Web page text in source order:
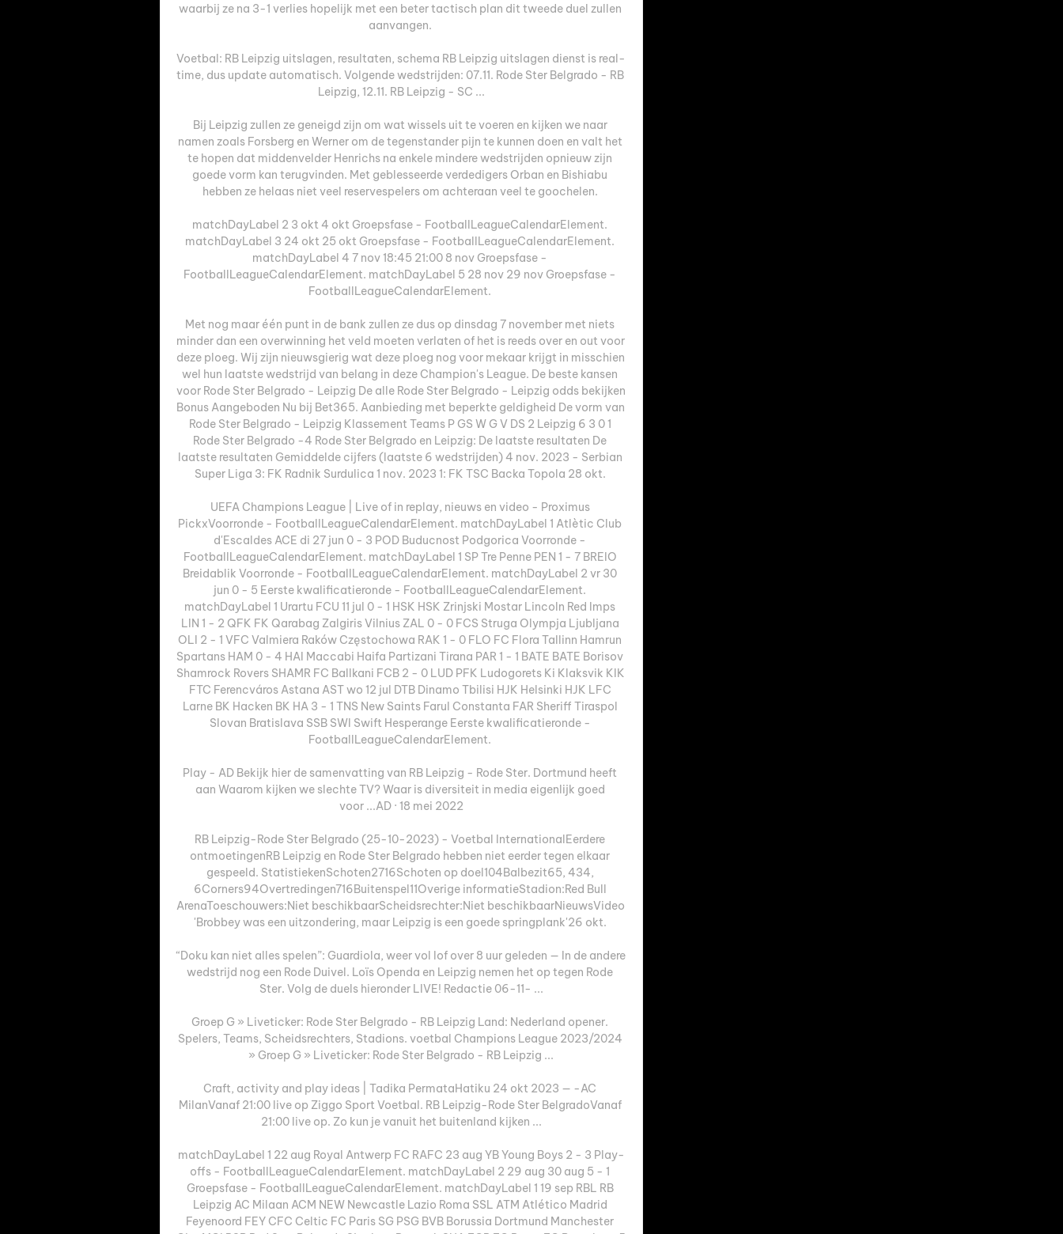
waarbij ze na 3-1 verlies hopelijk met een beter tactisch plan dit tweede duel zullen
aanvangen.
Voetbal: RB Leipzig uitslagen, resultaten, schema RB Leipzig uitslagen dienst is real-
time, dus update automatisch. Volgende wedstrijden: 07.11. Rode Ster Belgrado - RB
Leipzig, 12.11. RB Leipzig - SC ...
Bij Leipzig zullen ze geneigd zijn om wat wissels uit te voeren en kijken we naar
namen zoals Forsberg en Werner om de tegenstander pijn te kunnen doen en valt het
te hopen dat middenvelder Henrichs na enkele mindere wedstrijden opnieuw zijn
goede vorm kan terugvinden. Met geblesseerde verdedigers Orban en Bishiabu
hebben ze helaas niet veel reservespelers om achteraan veel te goochelen.
matchDayLabel 2 3 okt 4 okt Groepsfase - FootballLeagueCalendarElement.
matchDayLabel 3 24 okt 25 okt Groepsfase - FootballLeagueCalendarElement.
matchDayLabel 4 7 nov 18:45 21:00 8 nov Groepsfase -
FootballLeagueCalendarElement. matchDayLabel 5 28 nov 29 nov Groepsfase -
FootballLeagueCalendarElement.
Met nog maar één punt in de bank zullen ze dus op dinsdag 7 november met niets
minder dan een overwinning het veld moeten verlaten of het is reeds over en out voor
deze ploeg. Wij zijn nieuwsgierig wat deze ploeg nog voor mekaar krijgt in misschien
wel hun laatste wedstrijd van belang in deze Champion's League. De beste kansen
voor Rode Ster Belgrado - Leipzig De alle Rode Ster Belgrado - Leipzig odds bekijken
Bonus Aangeboden Nu bij Bet365. Aanbieding met beperkte geldigheid De vorm van
Rode Ster Belgrado - Leipzig Klassement Teams P GS W G V DS 2 Leipzig 6 3 0 1
Rode Ster Belgrado -4 Rode Ster Belgrado en Leipzig: De laatste resultaten De
laatste resultaten Gemiddelde cijfers (laatste 6 wedstrijden) 4 nov. 2023 - Serbian
Super Liga 3: FK Radnik Surdulica 1 nov. 2023 1: FK TSC Backa Topola 28 okt.
UEFA Champions League | Live of in replay, nieuws en video - Proximus
PickxVoorronde - FootballLeagueCalendarElement. matchDayLabel 1 Atlètic Club
d'Escaldes ACE di 27 jun 0 - 3 POD Buducnost Podgorica Voorronde -
FootballLeagueCalendarElement. matchDayLabel 1 SP Tre Penne PEN 1 - 7 BREIO
Breidablik Voorronde - FootballLeagueCalendarElement. matchDayLabel 2 vr 30
jun 0 - 5 Eerste kwalificatieronde - FootballLeagueCalendarElement.
matchDayLabel 1 Urartu FCU 11 jul 0 - 1 HSK HSK Zrinjski Mostar Lincoln Red Imps
LIN 1 - 2 QFK FK Qarabag Zalgiris Vilnius ZAL 0 - 0 FCS Struga Olympja Ljubljana
OLI 2 - 1 VFC Valmiera Raków Częstochowa RAK 1 - 0 FLO FC Flora Tallinn Hamrun
Spartans HAM 0 - 4 HAI Maccabi Haifa Partizani Tirana PAR 1 - 1 BATE BATE Borisov
Shamrock Rovers SHAMR FC Ballkani FCB 2 - 0 LUD PFK Ludogorets Ki Klaksvik KIK
FTC Ferencváros Astana AST wo 12 jul DTB Dinamo Tbilisi HJK Helsinki HJK LFC
Larne BK Hacken BK HA 3 - 1 TNS New Saints Farul Constanta FAR Sheriff Tiraspol
Slovan Bratislava SSB SWI Swift Hesperange Eerste kwalificatieronde -
FootballLeagueCalendarElement.
Play - AD Bekijk hier de samenvatting van RB Leipzig - Rode Ster. Dortmund heeft
aan Waarom kijken we slechte TV? Waar is diversiteit in media eigenlijk goed
voor ...AD · 18 mei 2022
RB Leipzig-Rode Ster Belgrado (25-10-2023) - Voetbal InternationalEerdere
ontmoetingenRB Leipzig en Rode Ster Belgrado hebben niet eerder tegen elkaar
gespeeld. StatistiekenSchoten2716Schoten op doel104Balbezit65, 434,
6Corners94Overtredingen716Buitenspel11Overige informatieStadion:Red Bull
ArenaToeschouwers:Niet beschikbaarScheidsrechter:Niet beschikbaarNieuwsVideo
'Brobbey was een uitzondering, maar Leipzig is een goede springplank'26 okt.
“Doku kan niet alles spelen”: Guardiola, weer vol lof over 8 uur geleden — In de andere
wedstrijd nog een Rode Duivel. Loïs Openda en Leipzig nemen het op tegen Rode
Ster. Volg de duels hieronder LIVE! Redactie 06-11- ...
Groep G » Liveticker: Rode Ster Belgrado - RB Leipzig Land: Nederland opener.
Spelers, Teams, Scheidsrechters, Stadions. voetbal Champions League 2023/2024
» Groep G » Liveticker: Rode Ster Belgrado - RB Leipzig ...
Craft, activity and play ideas | Tadika PermataHatiku 24 okt 2023 — -AC
MilanVanaf 21:00 live op Ziggo Sport Voetbal. RB Leipzig-Rode Ster BelgradoVanaf
21:00 live op. Zo kun je vanuit het buitenland kijken ...
matchDayLabel 1 22 aug Royal Antwerp FC RAFC 23 aug YB Young Boys 2 - 3 Play-
offs - FootballLeagueCalendarElement. matchDayLabel 2 29 aug 30 aug 5 - 1
Groepsfase - FootballLeagueCalendarElement. matchDayLabel 1 19 sep RBL RB
Leipzig AC Milaan ACM NEW Newcastle Lazio Roma SSL ATM Atlético Madrid
Feyenoord FEY CFC Celtic FC Paris SG PSG BVB Borussia Dortmund Manchester